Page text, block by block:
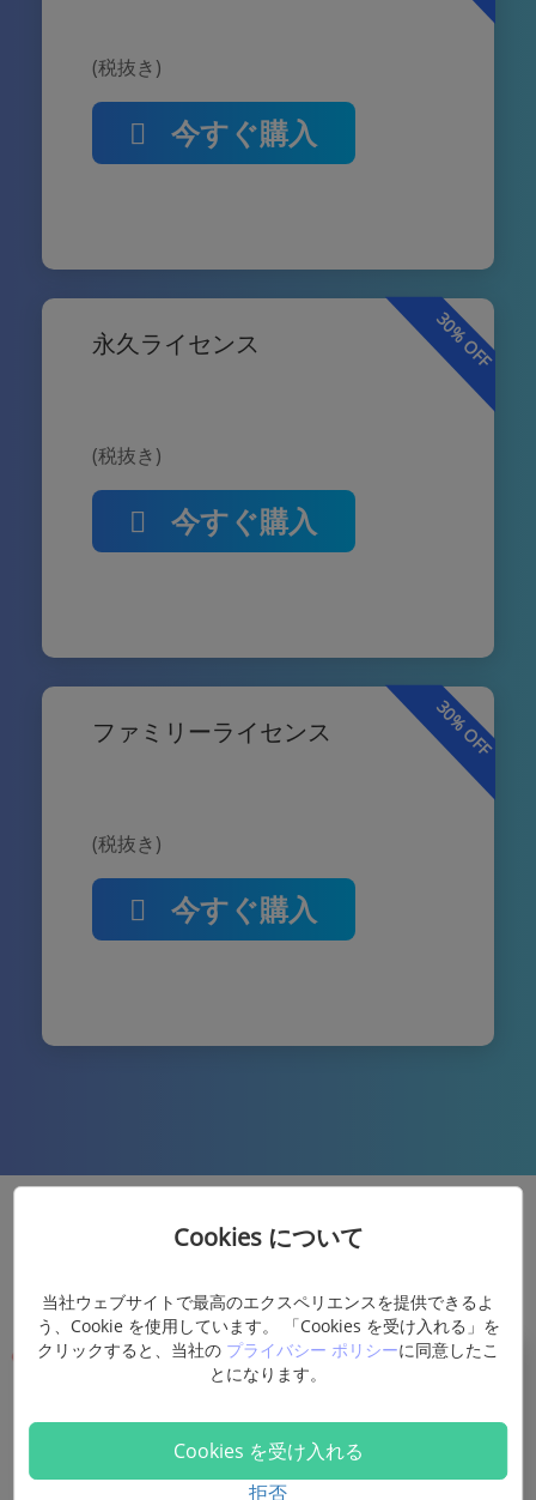
(税抜き)
今すぐ購入
永久ライセンス
(税抜き)
今すぐ購入
30% OFF
ファミリーライセンス
(税抜き)
今すぐ購入
30% OFF
Cookies について
当社ウェブサイトで最高のエクスペリエンスを提供できるよ
う、Cookie を使用しています。 「Cookies を受け入れる」を
クリックすると、当社の プライバシー ポリシーに同意したこ
とになります。
Cookies を受け入れる
拒否